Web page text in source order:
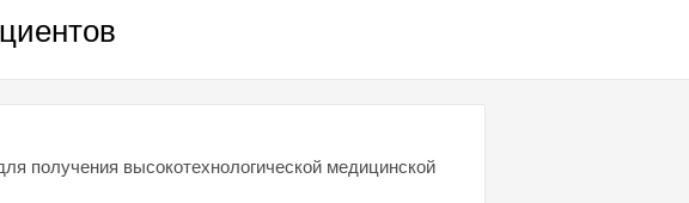
получения высокотехнологической медицинской